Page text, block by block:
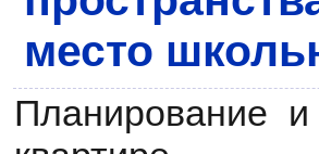
место
Планирование и